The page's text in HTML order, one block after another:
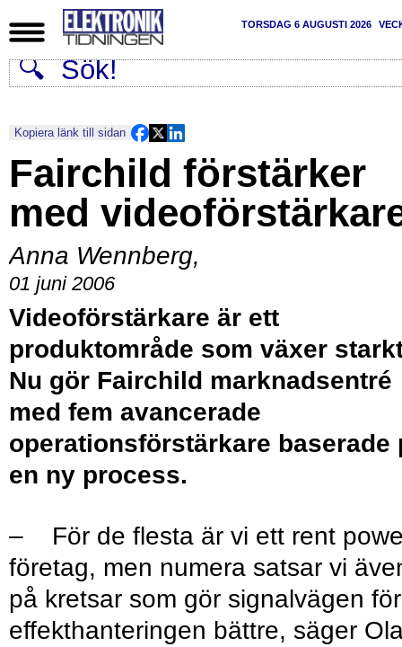
TORSDAG 6 AUGUSTI 2026
Kopiera länk till sidan
Fairchild förstärker
med
Anna Wennberg,
01 juni 2006
Videoförstärkare är ett
produktområde som växer
Nu gör Fairchild marknadsentré
med fem avancerade
operationsförstärkare baserade
en ny process.
– För de flesta är vi ett rent
företag, men numera satsar vi
på kretsar som gör signalvägen för
effekthanteringen bättre, säger